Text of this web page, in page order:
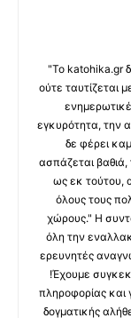
"Το katohika.gr
ούτε ταυτίζεται
εγκυρότητα, την
δε φέρει
ασπάζεται
ως εκ τούτου,
όλους τους
χώρους." Η
όλη την
ερευνητές
!Έχουμε
πληροφορίας και
δογματικής